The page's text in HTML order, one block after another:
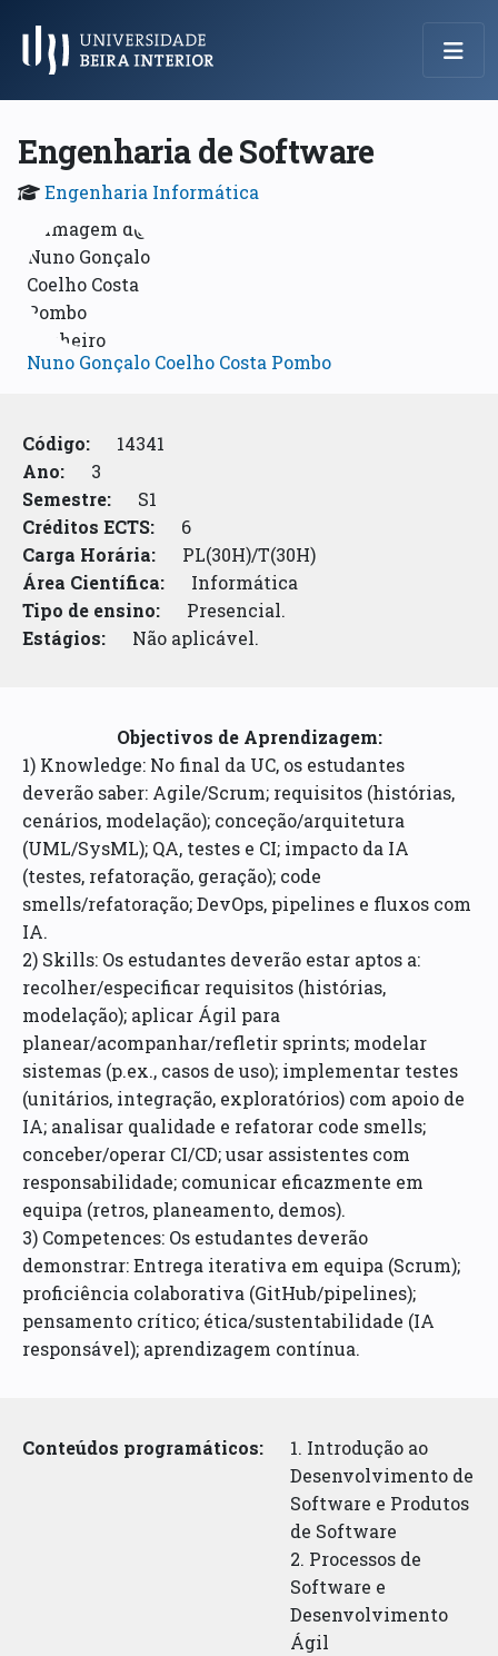
Menu Principal
Engenharia de Software
Engenharia Informática
Nuno Gonçalo Coelho Costa Pombo
Código:
14341
Ano:
3
Semestre:
S1
Créditos ECTS:
6
Carga Horária:
PL(30H)/T(30H)
Área Científica:
Informática
Tipo de ensino:
Presencial.
Estágios:
Não aplicável.
Objectivos de Aprendizagem:
1) Knowledge: No final da UC, os estudantes
deverão saber: Agile/Scrum; requisitos (histórias,
cenários, modelação); conceção/arquitetura
(UML/SysML); QA, testes e CI; impacto da IA
(testes, refatoração, geração); code
smells/refatoração; DevOps, pipelines e fluxos com
IA.
2) Skills: Os estudantes deverão estar aptos a:
recolher/especificar requisitos (histórias,
modelação); aplicar Ágil para
planear/acompanhar/refletir sprints; modelar
sistemas (p.ex., casos de uso); implementar testes
(unitários, integração, exploratórios) com apoio de
IA; analisar qualidade e refatorar code smells;
conceber/operar CI/CD; usar assistentes com
responsabilidade; comunicar eficazmente em
equipa (retros, planeamento, demos).
3) Competences: Os estudantes deverão
demonstrar: Entrega iterativa em equipa (Scrum);
proficiência colaborativa (GitHub/pipelines);
pensamento crítico; ética/sustentabilidade (IA
responsável); aprendizagem contínua.
Conteúdos programáticos:
1. Introdução ao
Desenvolvimento de
Software e Produtos
de Software
2. Processos de
Software e
Desenvolvimento
Ágil